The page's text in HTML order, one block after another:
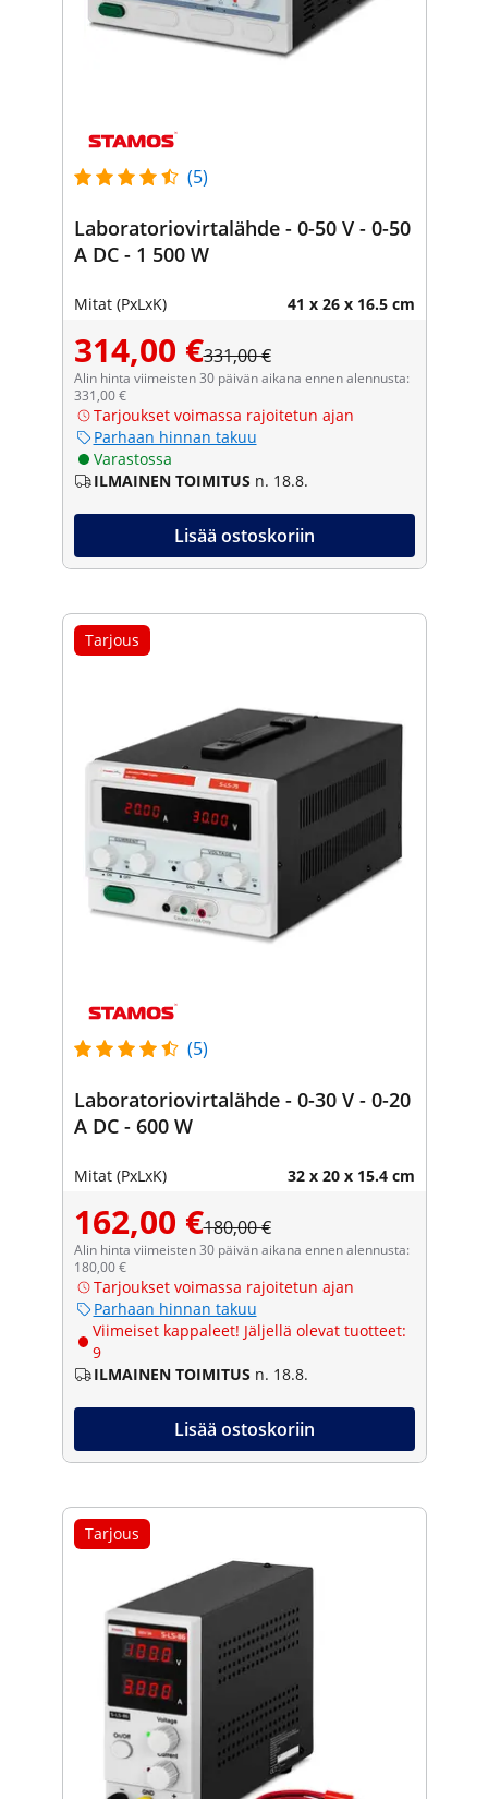
(5)
Laboratoriovirtalähde - 0-50 V - 0-50
A DC - 1 500 W
Mitat (PxLxK) 41 x 26 x 16.5 cm
314,00 €331,00 €
Alin hinta viimeisten 30 päivän aikana ennen alennusta:
331,00 €
Tarjoukset voimassa rajoitetun ajan
Parhaan hinnan takuu
Varastossa
ILMAINEN TOIMITUS n. 18.8.
Lisää ostoskoriin
Tarjous
(5)
Laboratoriovirtalähde - 0-30 V - 0-20
A DC - 600 W
Mitat (PxLxK) 32 x 20 x 15.4 cm
162,00 €180,00 €
Alin hinta viimeisten 30 päivän aikana ennen alennusta:
180,00 €
Tarjoukset voimassa rajoitetun ajan
Parhaan hinnan takuu
Viimeiset kappaleet! Jäljellä olevat tuotteet:
9
ILMAINEN TOIMITUS n. 18.8.
Lisää ostoskoriin
Tarjous